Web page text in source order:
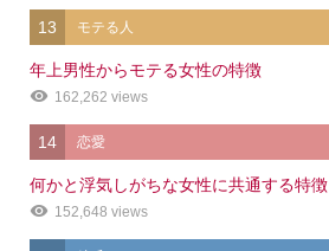
13 モテる人
年上男性からモテる女性の特徴
162,262 views
14 恋愛
何かと浮気しがちな女性に共通する特徴
152,648 views